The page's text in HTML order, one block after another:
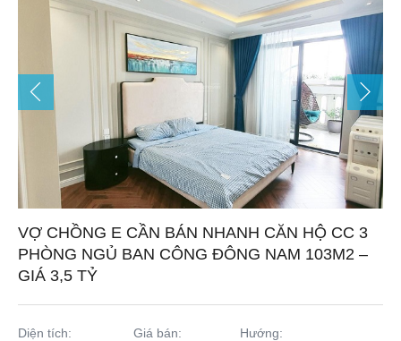
VỢ CHỒNG E CẦN BÁN NHANH CĂN HỘ CC 3
PHÒNG NGỦ BAN CÔNG ĐÔNG NAM 103M2 –
GIÁ 3,5 TỶ
Diện tích: Giá bán: Hướng: